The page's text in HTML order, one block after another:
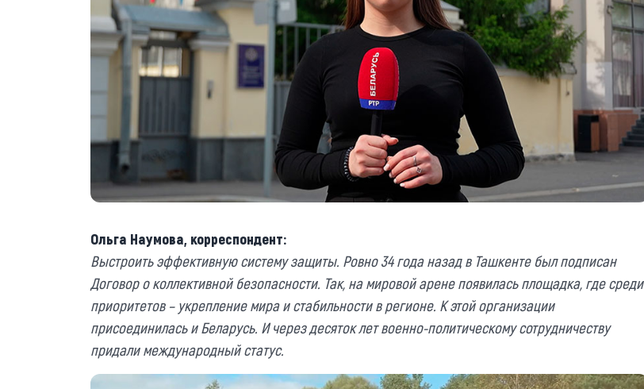
Ольга Наумова, корреспондент:
Выстроить эффективную систему защиты. Ровно 34 года назад в Ташкенте был подписан
Договор о коллективной безопасности. Так, на мировой арене появилась площадка, где среди
приоритетов – укрепление мира и стабильности в регионе. К этой организации
присоединилась и Беларусь. И через десяток лет военно-политическому сотрудничеству
придали международный статус.